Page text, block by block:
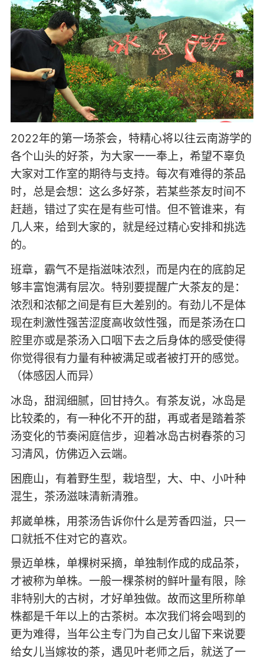
2022年的第一场茶会，特精心将以往云南游学的
各个山头的好茶，为大家一一奉上，希望不辜负
大家对工作室的期待与支持。每次有难得的茶品
时，总是会想：这么多好茶，若某些茶友时间不
赶趟，错过了实在是有些可惜。但不管谁来，有
几人来，给到大家的，就是经过精心安排和挑选
的。
班章，霸气不是指滋味浓烈，而是内在的底韵足
够丰富饱满有层次。特别要提醒广大茶友的是：
浓烈和浓郁之间是有巨大差别的。有劲儿不是体
现在刺激性强苦涩度高收敛性强，而是茶汤在口
腔里亦或是茶汤入口咽下去之后身体的感受使得
你觉得很有力量有种被满足或者被打开的感觉。
（体感因人而异）
冰岛，甜润细腻，回甘持久。有茶友说，冰岛是
比较柔的，有一种化不开的甜，再或者是踏着茶
汤变化的节奏闲庭信步，迎着冰岛古树春茶的习
习清风，仿佛迈入云端。
困鹿山，有着野生型，栽培型，大、中、小叶种
混生，茶汤滋味清新清雅。
邦崴单株，用茶汤告诉你什么是芳香四溢，只一
口就抵不住对它的喜欢。
景迈单株，单棵树采摘，单独制作成的成品茶，
才被称为单株。一般一棵茶树的鲜叶量有限，除
非特别大的古树，才好单独做。故而这里所称单
株都是千年以上的古茶树。本次我们将会喝到的
更为难得，当年公主专门为自己女儿留下来说要
给女儿当嫁妆的茶，遇见叶老师之后，就送了一